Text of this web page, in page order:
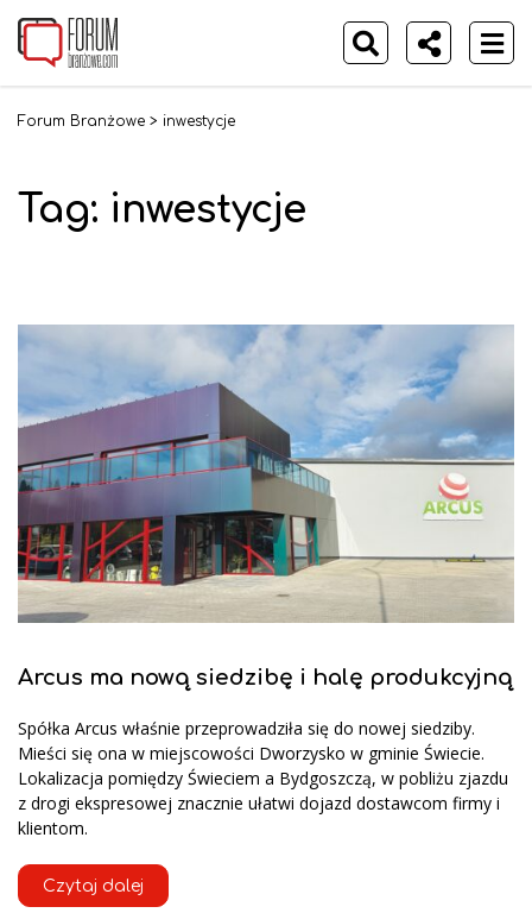
Forum Branżowe > inwestycje
Tag: inwestycje
Arcus ma nową siedzibę i halę produkcyjną
Spółka Arcus właśnie przeprowadziła się do nowej siedziby.
Mieści się ona w miejscowości Dworzysko w gminie Świecie.
Lokalizacja pomiędzy Świeciem a Bydgoszczą, w pobliżu zjazdu
z drogi ekspresowej znacznie ułatwi dojazd dostawcom firmy i
klientom.
Czytaj dalej